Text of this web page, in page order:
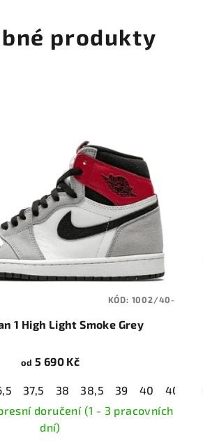
produkty
43 44
44,5
1 High Light Smoke Grey
od 5 690 Kč
37,5 38 38,5 39 40 40,5
doručení (1 - 3 pracovních
dní)
KÓD: 1002/40-